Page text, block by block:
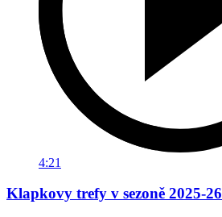
4:21
Klapkovy trefy v sezoně 2025-26